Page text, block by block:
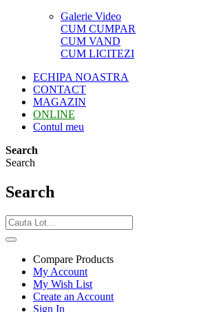
Galerie Video
CUM CUMPAR
CUM VAND
CUM LICITEZI
ECHIPA NOASTRA
CONTACT
MAGAZIN
ONLINE
Contul meu
Search
Search
Search
Compare Products
My Account
My Wish List
Create an Account
Sign In